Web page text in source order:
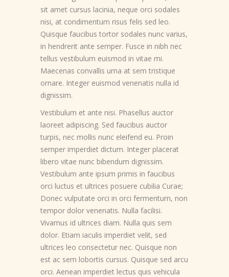
sit amet cursus lacinia, neque orci sodales
nisi, at condimentum risus felis sed leo.
Quisque faucibus tortor sodales nunc varius,
in hendrerit ante semper. Fusce in nibh nec
tellus vestibulum euismod in vitae mi.
Maecenas convallis urna at sem tristique
ornare. Integer euismod venenatis nulla id
dignissim.
Vestibulum et ante nisi. Phasellus auctor
laoreet adipiscing. Sed faucibus auctor
turpis, nec mollis nunc eleifend eu. Proin
semper imperdiet dictum. Integer placerat
libero vitae nunc bibendum dignissim.
Vestibulum ante ipsum primis in faucibus
orci luctus et ultrices posuere cubilia Curae;
Donec vulputate orci in orci fermentum, non
tempor dolor venenatis. Nulla facilisi.
Vivamus id ultrices diam. Nulla quis sem
dolor. Etiam iaculis imperdiet velit, sed
ultrices leo consectetur nec. Quisque non
est ac sem lobortis cursus. Quisque sed arcu
orci. Aenean imperdiet lectus quis vehicula